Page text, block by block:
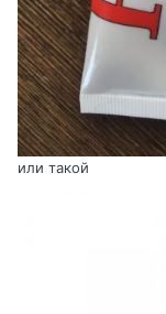
или такой